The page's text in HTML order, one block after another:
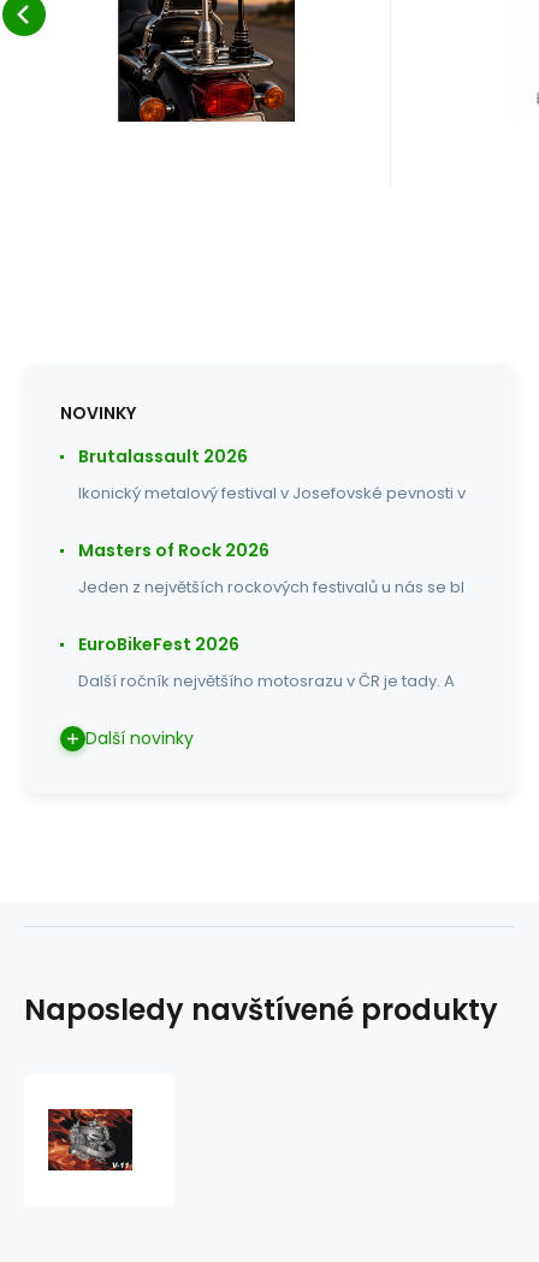
Oblíbený
Porovnat
přímo na nosič nebo
šroubem do
připraveného/stávaj
NOVINKY
Brutalassault 2026
Ikonický metalový festival v Josefovské pevnosti v
Masters of Rock 2026
Jeden z největších rockových festivalů u nás se bl
EuroBikeFest 2026
Další ročník největšího motosrazu v ČR je tady. A
Další novinky
Naposledy navštívené produkty